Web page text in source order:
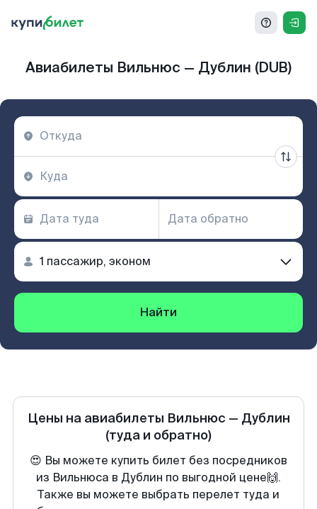
Авиабилеты Вильнюс — Дублин (DUB)
Найти
Цены на авиабилеты Вильнюс — Дублин
(туда и обратно)
😍 Вы можете купить билет без посредников
из Вильнюса в Дублин по выгодной цене🙌.
Также вы можете выбрать перелет туда и